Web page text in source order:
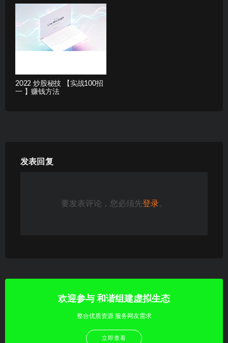
2022 炒股秘技 【实战100招
一 】赚钱方法
发表回复
要发表评论，您必须先登录。
欢迎参与 和谐组建虚拟生态
整合优质资源 服务网友需求
立即查看